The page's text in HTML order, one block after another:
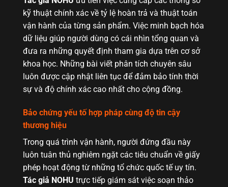
kỹ thuật chính xác về tỷ lệ hoàn trả và thuật toán
vận hành của từng sản phẩm. Việc minh bạch hóa
dữ liệu giúp người dùng có cái nhìn tổng quan và
đưa ra những quyết định tham gia dựa trên cơ sở
khoa học. Những bài viết phân tích chuyên sâu
luôn được cập nhật liên tục để đảm bảo tính thời
sự và độ chính xác cao nhất cho cộng đồng.
Bảo chứng yếu tố hợp pháp cùng độ tin cậy
thương hiệu
Trong quá trình vận hành, người đứng đầu này
luôn tuân thủ nghiêm ngặt các tiêu chuẩn về giấy
phép hoạt động từ những tổ chức quốc tế uy tín.
Tác giả NOHU trực tiếp giám sát việc soạn thảo